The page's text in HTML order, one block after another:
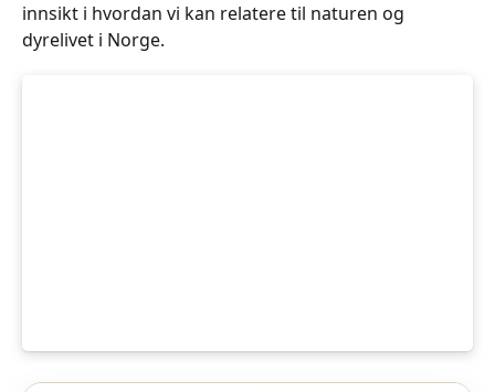
innsikt i hvordan vi kan relatere til naturen og
dyrelivet i Norge.